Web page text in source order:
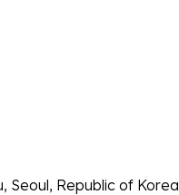
Seoul, Republic of Korea